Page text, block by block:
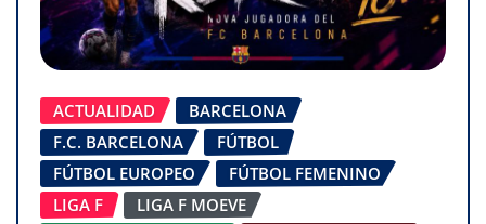
ACTUALIDAD
BARCELONA
F.C. BARCELONA
FÚTBOL
FÚTBOL EUROPEO
FÚTBOL FEMENINO
LIGA F
LIGA F MOEVE